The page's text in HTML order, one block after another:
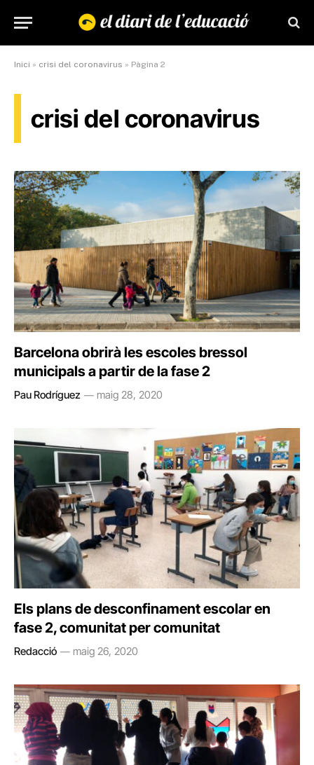
Inici » crisi del coronavirus » Pàgina 2
crisi del coronavirus
Barcelona obrirà les escoles bressol
municipals a partir de la fase 2
Pau Rodríguez maig 28, 2020
Els plans de desconfinament escolar en
fase 2, comunitat per comunitat
Redacció maig 26, 2020